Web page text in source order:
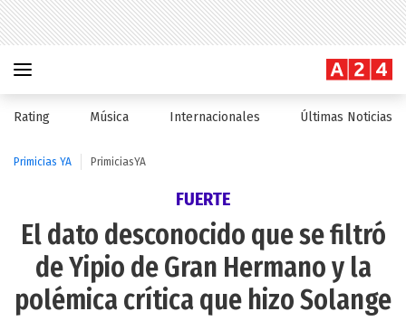
Rating Música Internacionales Últimas Noticias
Primicias YA PrimiciasYA
FUERTE
El dato desconocido que se filtró
de Yipio de Gran Hermano y la
polémica crítica que hizo Solange